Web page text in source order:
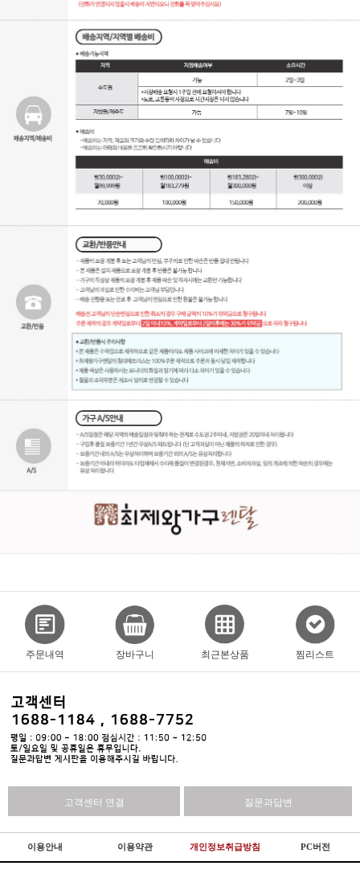
주문내역 장바구니 최근본상품 찜리스트
고객센터 연결 질문과답변
이용안내 이용약관 개인정보취급방침 PC버전